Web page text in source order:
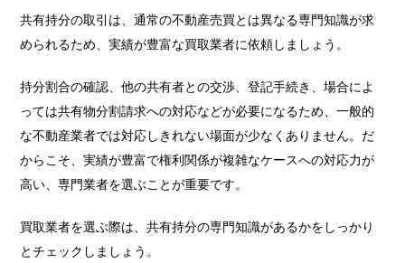
共有持分の取引は、通常の不動産売買とは異なる専門知識が求
められるため、実績が豊富な買取業者に依頼しましょう。
持分割合の確認、他の共有者との交渉、登記手続き、場合によ
っては共有物分割請求への対応などが必要になるため、一般的
な不動産業者では対応しきれない場面が少なくありません。だ
からこそ、実績が豊富で権利関係が複雑なケースへの対応力が
高い、専門業者を選ぶことが重要です。
買取業者を選ぶ際は、共有持分の専門知識があるかをしっかり
とチェックしましょう。